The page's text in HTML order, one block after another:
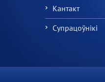
Кантакт
Супрацоўнікі